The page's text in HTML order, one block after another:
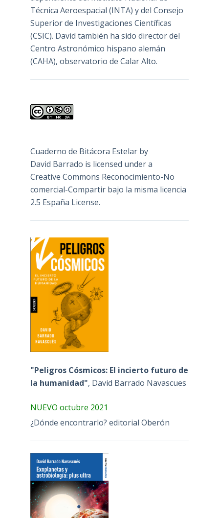
Técnica Aeroespacial (INTA) y del Consejo
Superior de Investigaciones Científicas
(CSIC). David también ha sido director del
Centro Astronómico hispano alemán
(CAHA), observatorio de Calar Alto.
Cuaderno de Bitácora Estelarby
David Barrado is licensed under a
Creative Commons Reconocimiento-No
comercial-Compartir bajo la misma licencia
2.5 España License.
"Peligros Cósmicos: El incierto futuro de
la humanidad", David Barrado Navascues
NUEVO octubre 2021
¿Dónde encontrarlo? editorial Oberón